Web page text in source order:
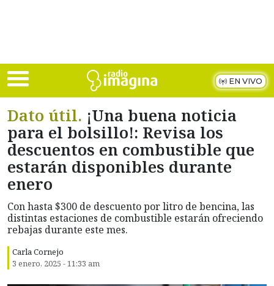
EN VIVO
Dato útil. ¡Una buena noticia
para el bolsillo!: Revisa los
descuentos en combustible que
estarán disponibles durante
enero
Con hasta $300 de descuento por litro de bencina, las
distintas estaciones de combustible estarán ofreciendo
rebajas durante este mes.
Carla Cornejo
3 enero, 2025 - 11:33 am